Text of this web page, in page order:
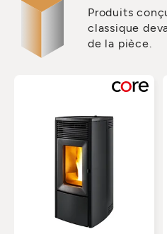
Produits
classique
de la pièce.